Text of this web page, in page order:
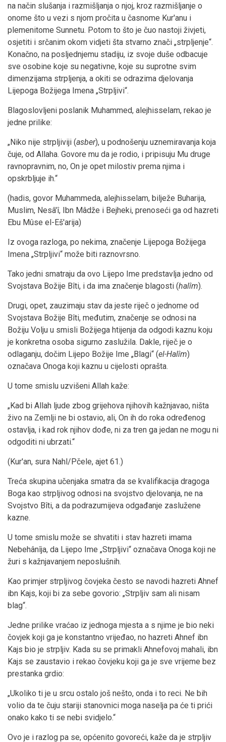
na način slušanja i razmišljanja o njoj, kroz razmišljanje o
onome što u vezi s njom pročita u časnome Kur'anu i
plemenitome Sunnetu. Potom to što je čuo nastoji živjeti,
osjetiti i srčanim okom vidjeti šta stvarno znači „strpljenje“.
Konačno, na posljednjemu stadiju, iz svoje duše odbacuje
sve osobine koje su negativne, koje su suprotne svim
dimenzijama strpljenja, a okiti se odrazima djelovanja
Lijepoga Božijega Imena „Strpljivi“.
Blagoslovljeni poslanik Muhammed, alejhisselam, rekao je
jedne prilike:
„Niko nije strpljiviji (asber), u podnošenju uznemiravanja koja
čuje, od Allaha. Govore mu da je rodio, i pripisuju Mu druge
ravnopravnim, no, On je opet milostiv prema njima i
opskrbljuje ih.“
(hadis, govor Muhammeda, alejhisselam, bilježe Buharija,
Muslim, Nesâ'î, Ibn Mâdže i Bejheki, prenoseći ga od hazreti
Ebu Mûse el-Eš'arija)
Iz ovoga razloga, po nekima, značenje Lijepoga Božijega
Imena „Strpljivi“ može biti raznovrsno.
Tako jedni smatraju da ovo Lijepo Ime predstavlja jedno od
Svojstava Božije Bîti, i da ima značenje blagosti (halîm).
Drugi, opet, zauzimaju stav da jeste riječ o jednome od
Svojstava Božije Bîti, međutim, značenje se odnosi na
Božiju Volju u smisli Božijega htijenja da odgodi kaznu koju
je konkretna osoba sigurno zaslužila. Dakle, riječ je o
odlaganju, dočim Lijepo Božije Ime „Blagi“ (el-Halîm)
označava Onoga koji kaznu u cijelosti oprašta.
U tome smislu uzvišeni Allah kaže:
„Kad bi Allah ljude zbog grijehova njihovih kažnjavao, ništa
živo na Zemlji ne bi ostavio, ali, On ih do roka određenog
ostavlja, i kad rok njihov dođe, ni za tren ga jedan ne mogu ni
odgoditi ni ubrzati.“
(Kur'an, sura Nahl/Pčele, ajet 61.)
Treća skupina učenjaka smatra da se kvalifikacija dragoga
Boga kao strpljivog odnosi na svojstvo djelovanja, ne na
Svojstvo Bîti, a da podrazumijeva odgađanje zaslužene
kazne.
U tome smislu može se shvatiti i stav hazreti imama
Nebehânîja, da Lijepo Ime „Strpljivi“ označava Onoga koji ne
žuri s kažnjavanjem neposlušnih.
Kao primjer strpljivog čovjeka često se navodi hazreti Ahnef
ibn Kajs, koji bi za sebe govorio: „Strpljiv sam ali nisam
blag“.
Jedne prilike vraćao iz jednoga mjesta a s njime je bio neki
čovjek koji ga je konstantno vrijeđao, no hazreti Ahnef ibn
Kajs bio je strpljiv. Kada su se primakli Ahnefovoj mahali, ibn
Kajs se zaustavio i rekao čovjeku koji ga je sve vrijeme bez
prestanka grdio:
„Ukoliko ti je u srcu ostalo još nešto, onda i to reci. Ne bih
volio da te čuju stariji stanovnici moga naselja pa će ti prići
onako kako ti se nebi svidjelo.“
Ovo je i razlog pa se, općenito govoreći, kaže da je strpljiv